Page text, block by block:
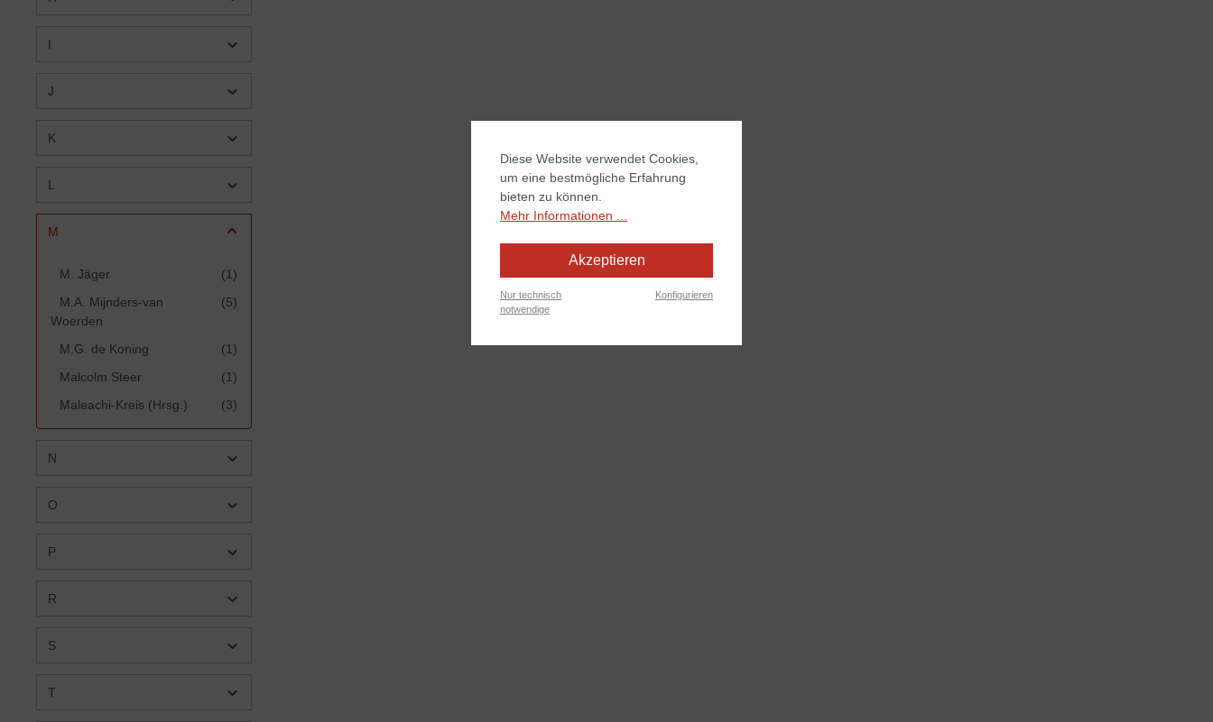
I
J
K
L
M
(1)
M. Jäger
(5)
M.A. Mijnders-van
Woerden
(1)
M.G. de Koning
(1)
Malcolm Steer
(3)
Maleachi-Kreis (Hrsg.)
(2)
Manfred Braun/Michael
Ulrich
(1)
Lemmetyinen
(1)
N
O
P
R
S
T
Diese Website verwendet Cookies,
um eine bestmögliche Erfahrung
bieten zu können.
Mehr Informationen ...
Akzeptieren
Nur technisch
notwendige
Konfigurieren